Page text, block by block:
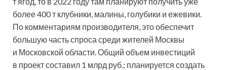
более 400 т клубники, малины, голубики и ежевики.
По комментариям производителя, это обеспечит
большую часть спроса среди жителей Москвы
и Московской области. Общий объем инвестиций
в проект составил 1 млрд руб.; планируется создать